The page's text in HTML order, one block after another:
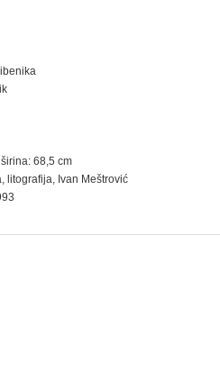
68,5 cm
,litografija , Ivan Meštrović